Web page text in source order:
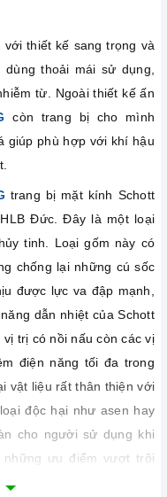
với thiết kế sang trọng và
thoải mái sử dụng,
từ. Ngoài thiết kế ấn
còn trang bị cho mình
giúp phù hợp với khí hậu
trang bị mặt kính Schott
Đức. Đây là một loại
tinh. Loại gốm này có
chống lại những cú sốc
được lực va đập mạnh,
dẫn nhiệt của Schott
trị có nồi nấu còn các vị
điện năng tối đa trong
vật liệu rất thân thiện với
độc hại như asen hay
cho người sử dụng khi
ưu điểm vượt trội
tiếng đều sử dụng mặt